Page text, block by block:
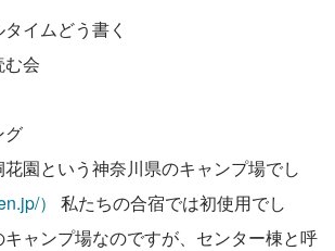
イムどう書く
会
グ
園という神奈川県のキャンプ場でし
）
私たちの合宿では初使用でし
ャンプ場なのですが、センター棟と呼